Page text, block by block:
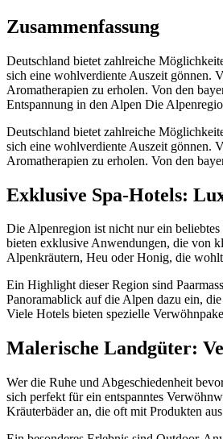
Zusammenfassung
Deutschland bietet zahlreiche
sich eine wohlverdiente Auszeit gönnen.
Aromatherapien zu erholen. Von den
Entspannung in den Alpen Die
Deutschland bietet zahlreiche
sich eine wohlverdiente Auszeit gönnen.
Aromatherapien zu erholen. Von den
Exklusive Spa-Hotels:
Die Alpenregion ist nicht nur ein
bieten exklusive Anwendungen, die von
Alpenkräutern, Heu oder Honig, die
Ein Highlight dieser Region sind
Panoramablick auf die Alpen dazu ein,
Viele Hotels bieten spezielle
Malerische Landgüter:
Wer die Ruhe und Abgeschiedenheit
sich perfekt für ein entspanntes
Kräuterbäder an, die oft mit Produkten